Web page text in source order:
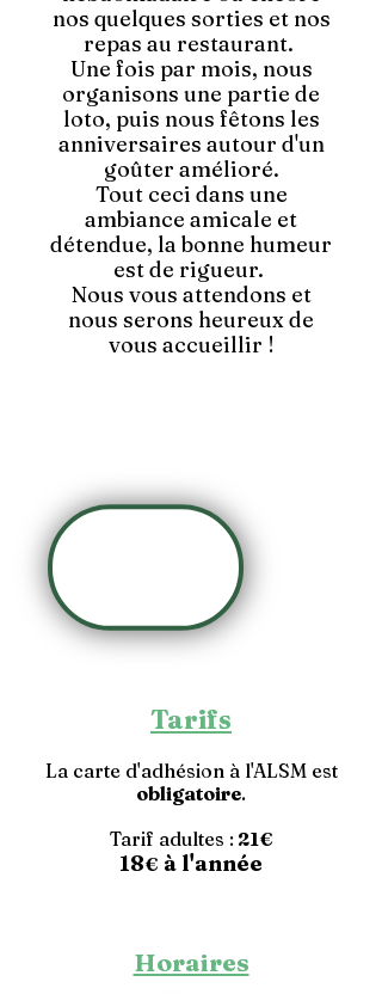
nos quelques sorties et nos
repas au restaurant.
Une fois par mois, nous
organisons une partie de
loto, puis nous fêtons les
anniversaires autour d'un
goûter amélioré.
Tout ceci dans une
ambiance amicale et
détendue, la bonne humeur
est de rigueur.
Nous vous attendons et
nous serons heureux de
vous accueillir !
Tarifs
La carte d'adhésion à l'ALSM est
obligatoire.
Tarif adultes :21€
​18€ à l'année
Horaires